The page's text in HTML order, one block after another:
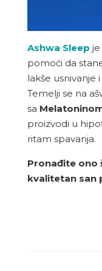
Ashwa Sleep
pomoći da
lakše usnivanje
Temelji se na
sa
proizvodi u
ritam spavanja.
Pronađite ono
kvalitetan san